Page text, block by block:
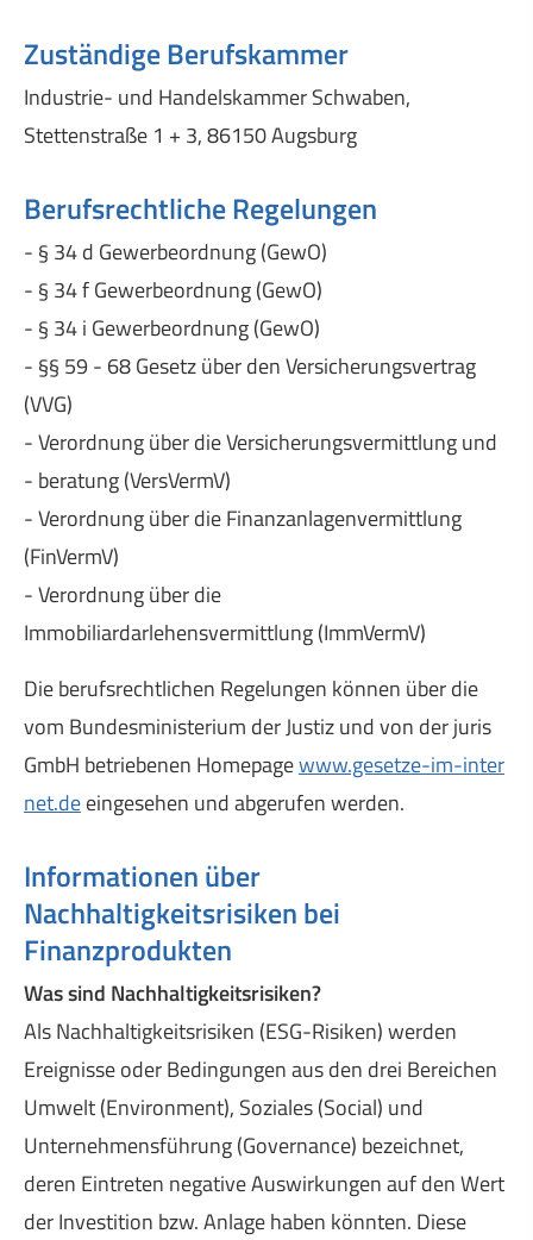
Zuständige Berufskammer
Industrie- und Handelskammer Schwaben,
Stettenstraße 1 + 3, 86150 Augsburg
Berufsrechtliche Regelungen
- § 34 d Gewerbeordnung (GewO)
- § 34 f Gewerbeordnung (GewO)
- § 34 i Gewerbeordnung (GewO)
- §§ 59 - 68 Gesetz über den Versicherungsvertrag
(VVG)
- Verordnung über die Versicherungsvermittlung und
- beratung (VersVermV)
- Verordnung über die Finanzanlagenvermittlung
(FinVermV)
- Verordnung über die
Immobiliardarlehensvermittlung (ImmVermV)
Die berufsrechtlichen Regelungen können über die
vom Bundesministerium der Justiz und von der juris
GmbH betriebenen Homepagewww.gesetze-im-inter
net.deeingesehen und abgerufen werden.
Informationen über
Nachhaltigkeitsrisiken bei
Finanzprodukten
Was sind Nachhaltigkeitsrisiken?
Als Nachhaltigkeitsrisiken (ESG-Risiken) werden
Ereignisse oder Bedingungen aus den drei Bereichen
Umwelt (Environment), Soziales (Social) und
Unternehmensführung (Governance) bezeichnet,
deren Eintreten negative Auswirkungen auf den Wert
der Investition bzw. Anlage haben könnten. Diese